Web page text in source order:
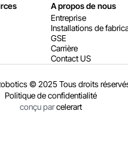
A propos de nous
Entreprise
Installations de
GSE
Carrière
Contact US
© 2025 Tous droits
Politique de confidentialité
conçu parcelerart